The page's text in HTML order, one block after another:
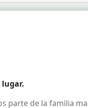
lugar.
parte de la familia